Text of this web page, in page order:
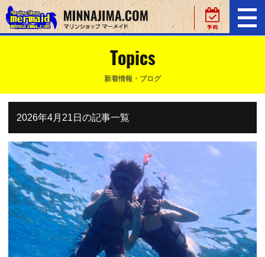
Topics
新着情報・ブログ
2026年4月21日の記事一覧